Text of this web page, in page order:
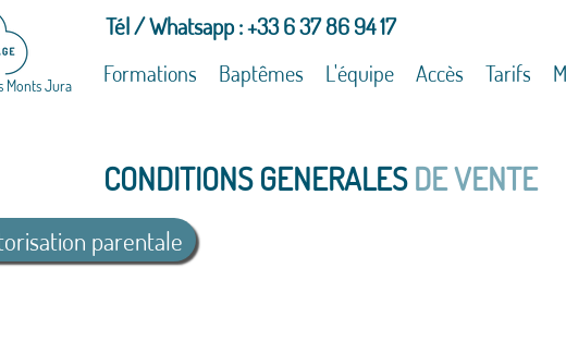
Monts Jura
Tél / Whatsapp : +33 6 37 86 94 17
Formations Baptêmes L'équipe Accès Tarifs
CONDITIONS GENERALESDE VENTE
parentale